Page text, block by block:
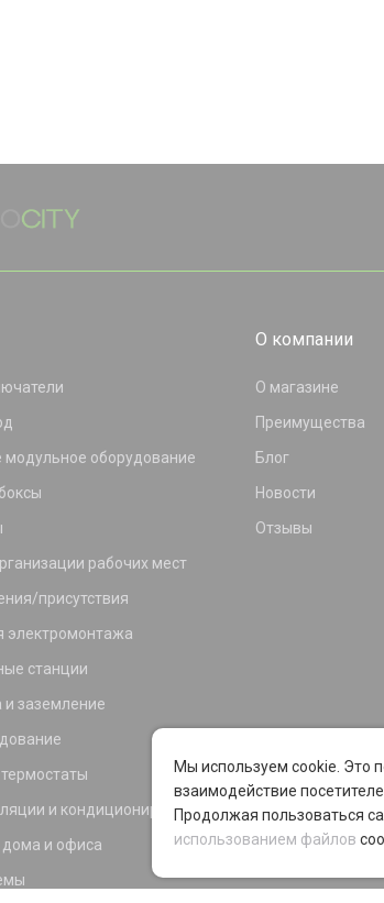
модульное оборудование
рабочих мест
присутствия
электромонтажа
станции
заземление
и кондиционирования
дома и офиса
О компании
О магазине
Преимущества
Блог
Новости
Отзывы
Мы используем cookie. Это
взаимодействие
Продолжая пользоваться
использованием файлов